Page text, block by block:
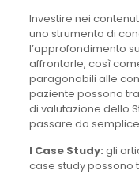
Investire nei
uno strumento di
l’approfondimento
affrontarle, così
paragonabili alle
paziente possono
di valutazione dello
passare da
I Case Study: gli
case study possono